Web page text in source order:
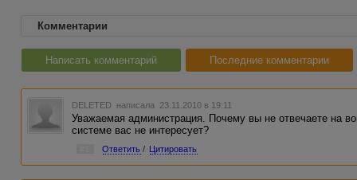
Комментарии
Написать комментарий Последние комментарии
DELETED написала 23.11.2010 в 19:11
Уважаемая администрация. Почему вы не отвечаете на
системе вас не интересует?
Ответить / Цитировать